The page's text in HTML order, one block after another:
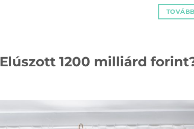
Elúszott 1200 milliárd